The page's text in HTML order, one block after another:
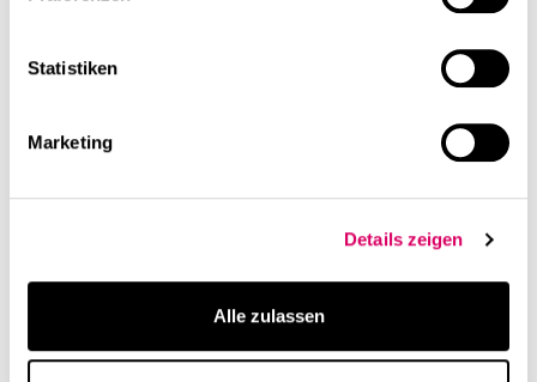
Statistiken
Marketing
Details zeigen
Alle zulassen
Frameworks, Grasbrunn:
Revitalisierung
RAW, Frankfurt:
Revitalisierung